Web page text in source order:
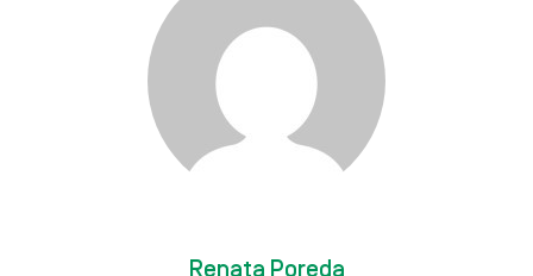
Renata Poreda